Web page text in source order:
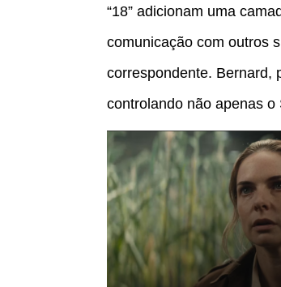
“18” adicionam uma
comunicação com outros
correspondente. Bernard,
controlando não apenas